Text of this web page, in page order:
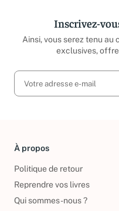
Inscrivez-
Ainsi, vous serez tenu au
exclusives,
À propos
Politique de retour
Reprendre vos livres
Qui sommes-nous ?